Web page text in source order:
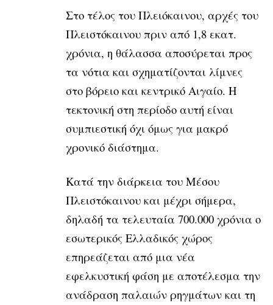
Στο τέλος του Πλειόκαινου, αρχές του
Πλειστόκαινου πριν από 1,8 εκατ.
χρόνια, η θάλασσα αποσύρεται προς
τα νότια και σχηματίζονται λίμνες
στο βόρειο και κεντρικό Αιγαίο. Η
τεκτονική στη περίοδο αυτή είναι
συμπιεστική όχι όμως για μακρό
χρονικό διάστημα.
Κατά την διάρκεια του Μέσου
Πλειστόκαινου και μέχρι σήμερα,
δηλαδή τα τελευταία 700.000 χρόνια ο
εσωτερικός Ελλαδικός χώρος
επηρεάζεται από μια νέα
εφελκυστική φάση με αποτέλεσμα την
ανάδραση παλαιών ρηγμάτων και τη